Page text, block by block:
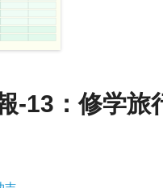
-13：修学旅